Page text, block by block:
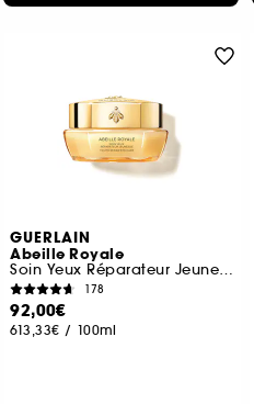
GUERLAIN
Abeille Royale
Soin Yeux Réparateur Jeunesse
178
92,00€
613,33€ / 100ml